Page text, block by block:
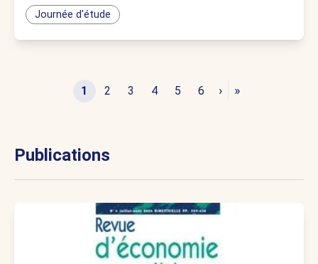
Journée d'étude
1 2 3 4 5 6 › »
Publications